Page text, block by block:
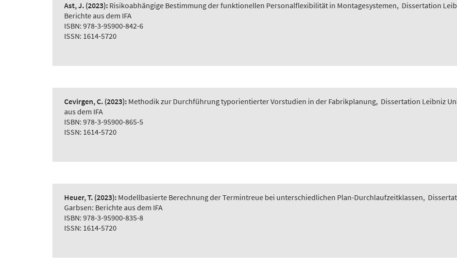
Ast, J. (2023): Risikoabhängige Bestimmung der funktionellen Personalflexibilität in Montagesystemen, Dissertation
Berichte aus dem IFA
ISBN: 978-3-95900-842-6
ISSN: 1614-5720
Cevirgen, C. (2023): Methodik zur Durchführung typorientierter Vorstudien in der Fabrikplanung, Dissertation Leibniz
aus dem IFA
ISBN: 978-3-95900-865-5
ISSN: 1614-5720
Heuer, T. (2023): Modellbasierte Berechnung der Termintreue bei unterschiedlichen Plan-Durchlaufzeitklassen,
Garbsen: Berichte aus dem IFA
ISBN: 978-3-95900-835-8
ISSN: 1614-5720